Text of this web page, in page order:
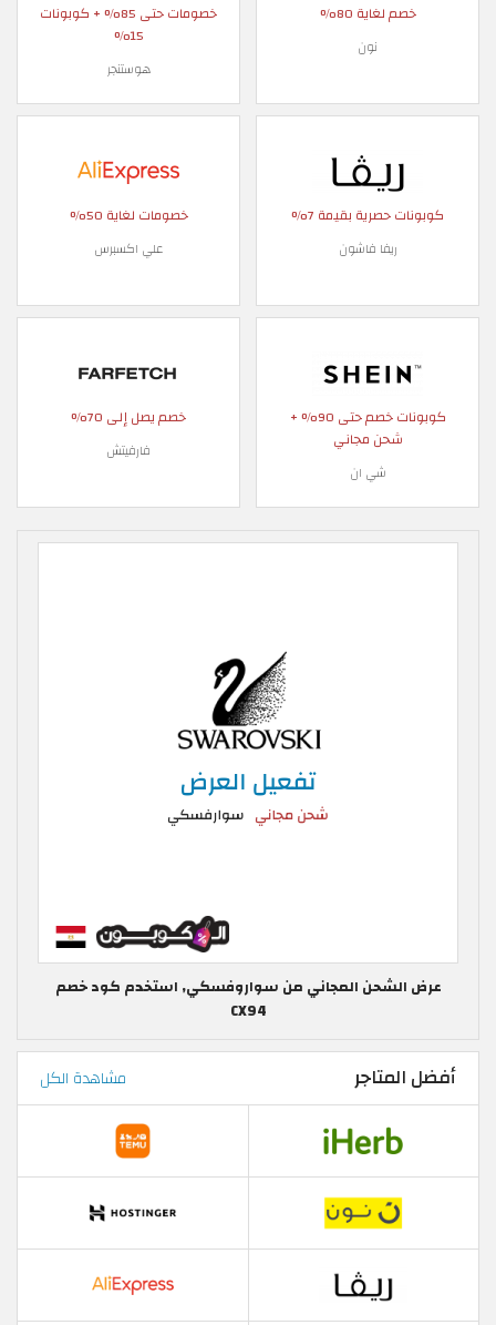
خصم لغاية 80%
نون
خصومات حتى 85% + كوبونات
15%
هوستنجر
كوبونات حصرية بقيمة 7%
ريفا فاشون
خصومات لغاية 50%
علي اكسبرس
كوبونات خصم حتى 90% +
شحن مجاني
شي ان
خصم يصل إلى 70%
فارفيتش
عرض الشحن المجاني من سواروفسكي, استخدم كود خصم
CX94
أفضل المتاجر مشاهدة الكل